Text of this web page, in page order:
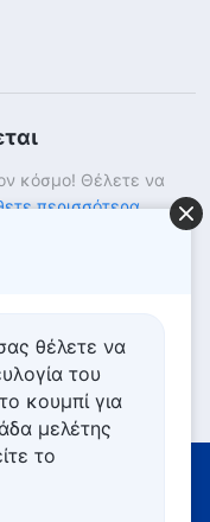
κόσμο! Θέλετε να
περισσότερα
θέλετε να
του
κουμπί για
μελέτης
το